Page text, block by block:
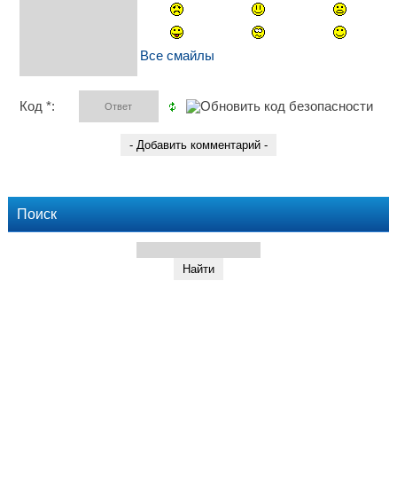
Все смайлы
Код *:
Поиск